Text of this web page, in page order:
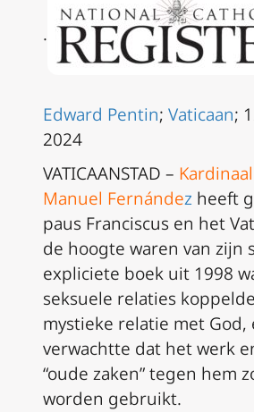
.
Edward Pentin; Vaticaan;
2024
VATICAANSTAD –
Manuel Fernández heeft
paus Franciscus en het
de hoogte waren van zijn
expliciete boek uit 1998
seksuele relaties
mystieke relatie met God,
verwachtte dat het werk
“oude zaken” tegen hem
worden gebruikt.